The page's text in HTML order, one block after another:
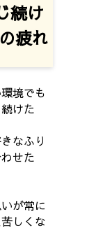
続け
疲れ
境でも
けた
なふり
せた
が常に
しくな